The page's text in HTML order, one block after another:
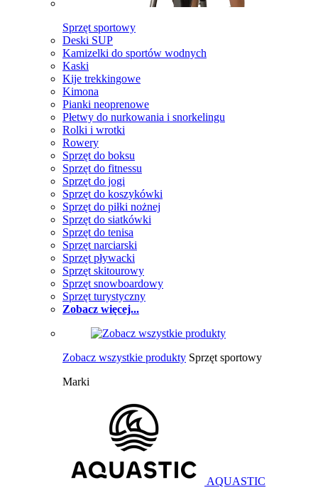
Sprzęt sportowy
Deski SUP
Kamizelki do sportów wodnych
Kaski
Kije trekkingowe
Kimona
Pianki neoprenowe
Płetwy do nurkowania i snorkelingu
Rolki i wrotki
Rowery
Sprzęt do boksu
Sprzęt do fitnessu
Sprzęt do jogi
Sprzęt do koszykówki
Sprzęt do piłki nożnej
Sprzęt do siatkówki
Sprzęt do tenisa
Sprzęt narciarski
Sprzęt pływacki
Sprzęt skitourowy
Sprzęt snowboardowy
Sprzęt turystyczny
Zobacz więcej...
Zobacz wszystkie produkty Sprzęt sportowy
Marki
AQUASTIC